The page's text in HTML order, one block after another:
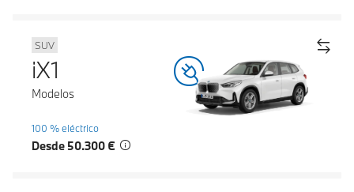
SUV
iX1
Modelos
100 % eléctrico
Desde 50.300 €